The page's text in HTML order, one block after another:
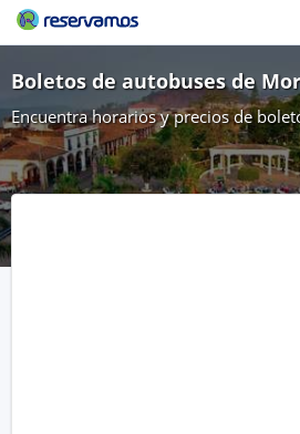
Boletos de autobuses de
Encuentra horarios y precios de